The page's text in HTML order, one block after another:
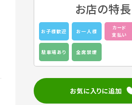
お店の特長
お子様歓迎 お一人様
カード
支払い
駐車場あり 全席禁煙
お気に入りに追加